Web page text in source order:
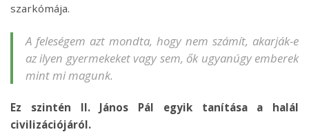
szarkómája.
A feleségem azt mondta, hogy nem számít, akarják-e
az ilyen gyermekeket vagy sem, ők ugyanúgy emberek
mint mi magunk.
Ez szintén II. János Pál egyik tanítása a halál
civilizációjáról.